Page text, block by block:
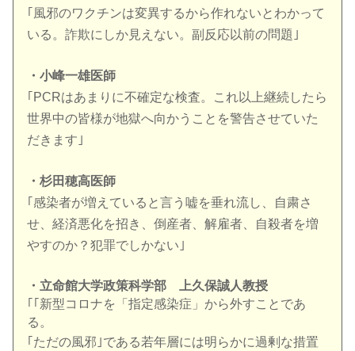
｢風邪のワクチンは変異するから作れないとわかって
いる。詐欺にしか見えない。副反応以前の問題｣
・小峰一雄医師
｢PCRはあまりに不確定な検査。これ以上継続したら
世界中の皆様が地獄へ向かうことを警告させていた
だきます｣
・杉田穂高医師
｢感染者が増えていると言う嘘を垂れ流し、自粛さ
せ、経済悪化を招き、倒産者、解雇者、自殺者を増
やすのか？犯罪でしかない｣
・立命館大学政策科学部 上久保誠人教授
｢｢新型コロナを「指定感染症」から外すことであ
る。
｢ただの風邪｣である若年層には明らかに過剰な措置